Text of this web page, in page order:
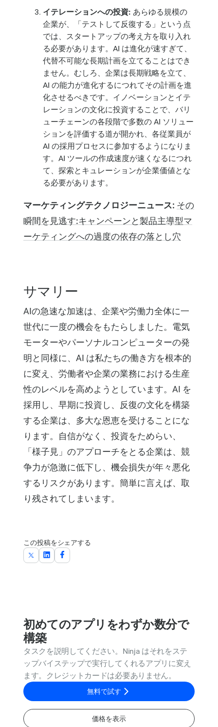
イテレーションへの投資: あらゆる規模の
企業が、「テストして反復する」という点
では、スタートアップの考え方を取り入れ
る必要があります。AI は進化が速すぎて、
代替不可能な長期計画を立てることはでき
ません。むしろ、企業は長期戦略を立て、
AI の能力が進化するにつれてその計画を進
化させるべきです。イノベーションとイテ
レーションの文化に投資することで、バリ
ューチェーンの各段階で多数の AI ソリュー
ションを評価する道が開かれ、各従業員が
AI の採用プロセスに参加するようになりま
す。AI ツールの作成速度が速くなるにつれ
て、探索とキュレーションが企業価値とな
る必要があります。
マーケティングテクノロジーニュース: その
瞬間を見逃す:キャンペーンと製品主導型マ
ーケティングへの過度の依存の落とし穴
サマリー
AIの急速な加速は、企業や労働力全体に一
世代に一度の機会をもたらしました。電気
モーターやパーソナルコンピューターの発
明と同様に、AI は私たちの働き方を根本的
に変え、労働者や企業の業務における生産
性のレベルを高めようとしています。AI を
採用し、早期に投資し、反復の文化を構築
する企業は、多大な恩恵を受けることにな
ります。自信がなく、投資をためらい、
「様子見」のアプローチをとる企業は、競
争力が急激に低下し、機会損失が年々悪化
するリスクがあります。簡単に言えば、取
り残されてしまいます。
この投稿をシェアする
初めてのアプリをわずか数分で
構築
タスクを説明してください。Ninja はそれをステ
ップバイステップで実行してくれるアプリに変え
ます。クレジットカードは必要ありません。
無料で試す
価格を表示